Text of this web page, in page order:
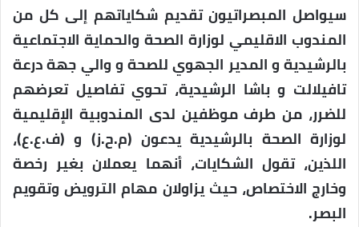
سيواصل المبصراتيون تقديم شكاياتهم إلى كل من
المندوب الاقليمي لوزارة الصحة والحماية الاجتماعية
بالرشيدية و المدير الجهوي للصحة و والي جهة درعة
تافيلالت و باشا الرشيدية، تحوي تفاصيل تعرضهم
للضرر، من طرف موظفين لدى المندوبية الإقليمية
لوزارة الصحة بالرشيدية يدعون (م.ح.ز) و (ف.ع.ع)،
اللذين، تقول الشكايات، أنهما يعملان بغير رخصة
وخارج الاختصاص، حيث يزاولان مهام الترويض وتقويم
البصر.